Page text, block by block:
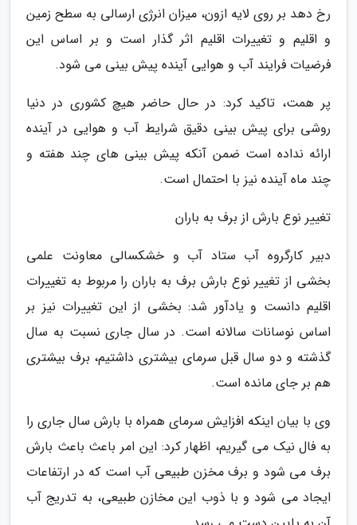
رخ دهد بر روی لایه ازون، میزان انرژی ارسالی به سطح زمین
و اقلیم و تغییرات اقلیم اثر گذار است و بر اساس این
فرضیات فرایند آب و هوایی آینده پیش بینی می شود.
پر همت، تاکید کرد: در حال حاضر هیچ کشوری در دنیا
روشی برای پیش بینی دقیق شرایط آب و هوایی در آینده
ارائه نداده است ضمن آنکه پیش بینی های چند هفته و
چند ماه آینده نیز با احتمال است.
تغییر نوع بارش از برف به باران
دبیر کارگروه آب ستاد آب و خشکسالی معاونت علمی
بخشی از تغییر نوع بارش برف به باران را مربوط به تغییرات
اقلیم دانست و یادآور شد: بخشی از این تغییرات نیز بر
اساس نوسانات سالانه است. در سال جاری نسبت به سال
گذشته و دو سال قبل سرمای بیشتری داشتیم، برف بیشتری
هم بر جای مانده است.
وی با بیان اینکه افزایش سرمای همراه با بارش سال جاری را
به فال نیک می گیریم، اظهار کرد: این امر باعث باعث بارش
برف می شود و برف مخزن طبیعی آب است که در ارتفاعات
ایجاد می شود و با ذوب این مخازن طبیعی، به تدریج آب